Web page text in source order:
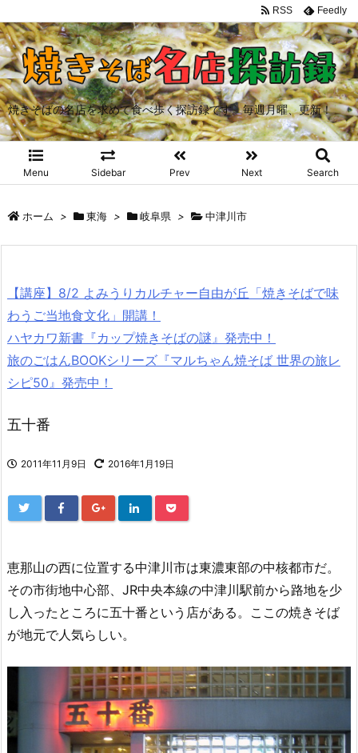
焼きそばの名店を求めて食べ歩く探訪録です。毎週月曜、更新！
Menu Sidebar Prev Next Search
RSS Feedly
ホーム > 東海 > 岐阜県 > 中津川市
【講座】8/2 よみうりカルチャー自由が丘「焼きそばで味
わうご当地食文化」開講！
ハヤカワ新書『カップ焼きそばの謎』発売中！
旅のごはんBOOKシリーズ『マルちゃん焼そば 世界の旅レ
シピ50』発売中！
五十番
2011年11月9日 2016年1月19日
恵那山の西に位置する中津川市は東濃東部の中核都市だ。
その市街地中心部、JR中央本線の中津川駅前から路地を少
し入ったところに五十番という店がある。ここの焼きそば
が地元で人気らしい。